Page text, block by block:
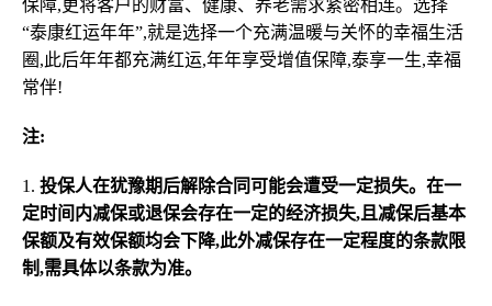
保障,更将客户的财富、健康、养老需求紧密相连。选择
“泰康红运年年”,就是选择一个充满温暖与关怀的幸福生活
圈,此后年年都充满红运,年年享受增值保障,泰享一生,幸福
常伴!
注:
1. 投保人在犹豫期后解除合同可能会遭受一定损失。在一
定时间内减保或退保会存在一定的经济损失,且减保后基本
保额及有效保额均会下降,此外减保存在一定程度的条款限
制,需具体以条款为准。